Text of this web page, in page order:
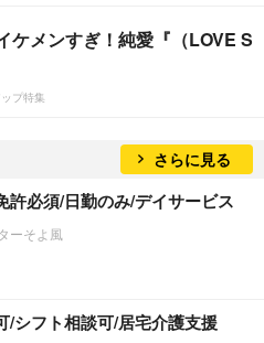
ケメンすぎ！純愛『（LOVE S
プ特集
さらに見る
許必須/日勤のみ/デイサービス
ーそよ風
/シフト相談可/居宅介護支援